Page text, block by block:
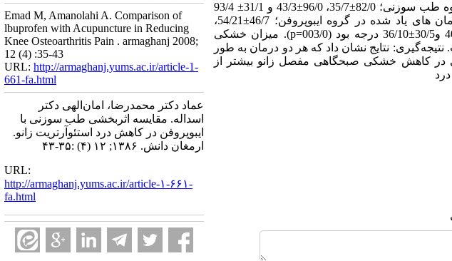
ترتیب؛ در گروه ایبوپروفن 61/0±29/7، 93/0±20/4 و 32/1±20/5 سانتی‌متر و در گروه طب سوزنی؛ 82/0±35/7، 96/0±43/3 و 31/1± 93/4
سانتی‌متر بود (005/0 < p ). هم چنین دامنه حرکتی مفصل زانو به ترتیب در زمان های یاد شده در گروه ایبوپروفن؛ 46/7±54/21،
60/5±08/13 و 2/3±38/15 درجه و در گروه طب سوزنی؛ 19/7±36/20، 78/5±40/12 و30/5±36/10 درجه بود (003/0=p). میزان خشکی
نتایج نشان داد که هر دو درمان به طور
در کاهش خشکی صبحگاهی مفصل زانو بیشتر از
Emad M, Amanolahi A. Comparison of
lbuprofen with Acupuncture in Reducing
Knee Osteoarthritis Pain . armaghanj 2008;
12 (4) :35-43
URL: http://armaghanj.yums.ac.ir/article-1-
661-fa.html
عماد دکتر محمدرضا، امان‌الهی دکتر
اسداله. مقایسه اثربخشی طب سوزنی با
ایبوپروفن در کاهش درد استئوآرتریت زانو.
ارمغان دانش. ۱۳۸۶; ۱۲ (۴) :۳۵-۴۳
URL:
http://armaghanj.yums.ac.ir/article-۱-۶۶۱-
fa.html